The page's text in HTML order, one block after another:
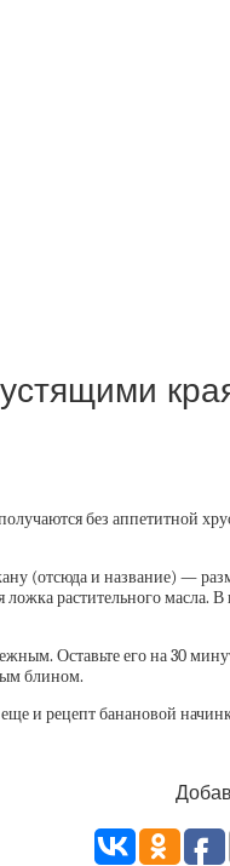
без аппетитной
(отсюда и название) —
растительного
Оставьте его на 30
блином.
и рецепт банановой